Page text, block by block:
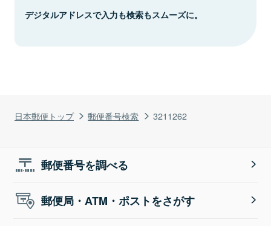
日本郵便トップ 郵便番号検索 3211262
デジタルアドレスで入力も検索もスムーズに。
郵便番号を調べる
郵便局・ATM・ポストをさがす